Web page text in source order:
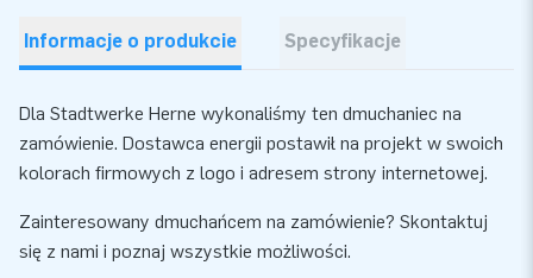
Informacje o produkcie Specyfikacje
Dla Stadtwerke Herne wykonaliśmy ten dmuchaniec na
zamówienie. Dostawca energii postawił na projekt w swoich
kolorach firmowych z logo i adresem strony internetowej.
Zainteresowany dmuchańcem na zamówienie? Skontaktuj
się z nami i poznaj wszystkie możliwości.